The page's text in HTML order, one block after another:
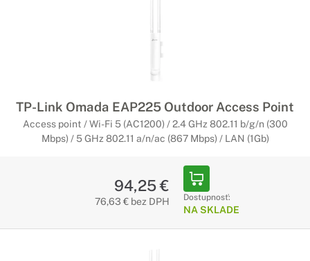
TP-Link Omada EAP225 Outdoor Access Point
Access point / Wi-Fi 5 (AC1200) / 2.4 GHz 802.11 b/g/n (300
Mbps) / 5 GHz 802.11 a/n/ac (867 Mbps) / LAN (1Gb)
94,25 €
76,63 € bez DPH Dostupnosť:
NA SKLADE